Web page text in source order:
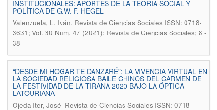
INSTITUCIONALES: APORTES DE LA TEORÍA SOCIAL Y
POLÍTICA DE G.W. F. HEGEL
Valenzuela, L. Iván. Revista de Ciencias Sociales ISSN: 0718-
3631; Vol. 30 Núm. 47 (2021): Revista de Ciencias Sociales; 8 -
38
“DESDE MI HOGAR TE DANZARÉ”: LA VIVENCIA VIRTUAL EN
LA SOCIEDAD RELIGIOSA BAILE CHINOS DEL CARMEN DE
LA FESTIVIDAD DE LA TIRANA 2020 BAJO LA ÓPTICA
LATOURIANA
Ojeda Iter, José. Revista de Ciencias Sociales ISSN: 0718-